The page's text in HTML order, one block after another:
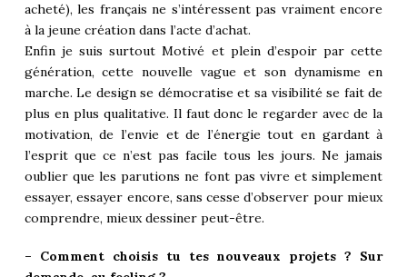
acheté), les français ne s’intéressent pas vraiment encore
à la jeune création dans l’acte d’achat.
Enfin je suis surtout Motivé et plein d’espoir par cette
génération, cette nouvelle vague et son dynamisme en
marche. Le design se démocratise et sa visibilité se fait de
plus en plus qualitative. Il faut donc le regarder avec de la
motivation, de l’envie et de l’énergie tout en gardant à
l’esprit que ce n’est pas facile tous les jours. Ne jamais
oublier que les parutions ne font pas vivre et simplement
essayer, essayer encore, sans cesse d’observer pour mieux
comprendre, mieux dessiner peut-être.
– Comment choisis tu tes nouveaux projets ? Sur